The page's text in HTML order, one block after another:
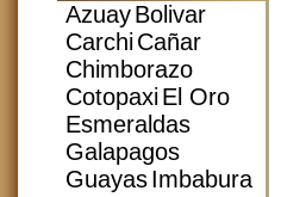
AzuayBolivar
CarchiCañar
Chimborazo
CotopaxiEl Oro
Esmeraldas
Galapagos
GuayasImbabura